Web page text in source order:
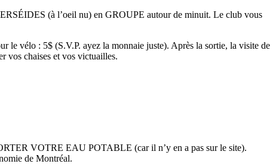
(à l’oeil nu) en GROUPE autour de minuit. Le club vous
le vélo : 5$ (S.V.P. ayez la monnaie juste). Après la sortie, la visite de
vos chaises et vos victuailles.
VOTRE EAU POTABLE (car il n’y en a pas sur le site).
de Montréal.